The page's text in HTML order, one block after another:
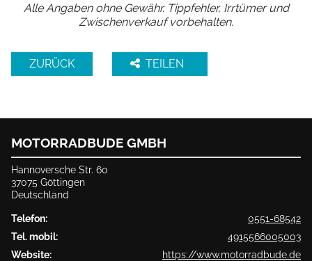
Alle Angaben ohne Gewähr. Tippfehler, Irrtümer und
Zwischenverkauf vorbehalten.
ZURÜCK TEILEN
MOTORRADBUDE GMBH
Hannoversche Str. 60
37075 Göttingen
Deutschland
Telefon:
0551-68542
Tel. mobil:
4915566005003
Website:
https://www.motorradbude.de